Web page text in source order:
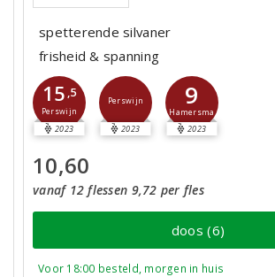
spetterende silvaner
frisheid & spanning
15 ,5
Perswijn
2023
Perswijn
2023
9
Hamersma
2023
10,60
vanaf 12 flessen 9,72 per fles
doos (6)
Voor 18:00 besteld, morgen in huis